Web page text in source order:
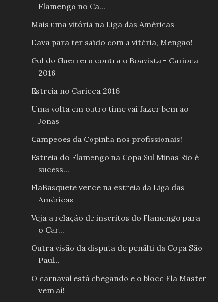
Flamengo no Ca...
Mais uma vitória na Liga das Américas
Dava para ter saído com a vitória, Mengão!
Gol do Guerrero contra o Boavista - Carioca
2016
Estreia no Carioca 2016
Uma volta em outro time vai fazer bem ao
Jonas
Campeões da Copinha nos profissionais!
Estreia do Flamengo na Copa Sul Minas Rio é
sucess...
FlaBasquete vence na estreia da Liga das
Américas
Veja a relação de inscritos do Flamengo para
o Car...
Outra visão da disputa de penâlti da Copa São
Paul...
O carnaval está chegando e o bloco Fla Master
vem aí!